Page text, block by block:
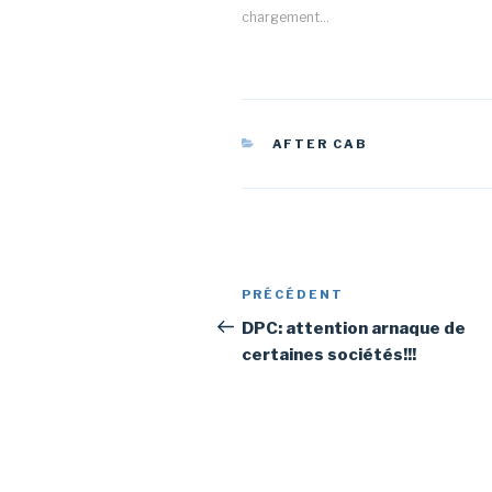
chargement…
AFTER CAB
PRÉCÉDENT
DPC: attention arnaque de
certaines sociétés!!!